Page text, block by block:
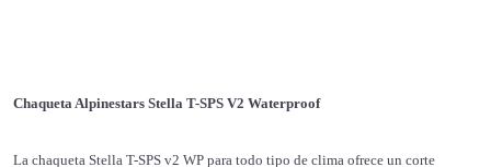
Chaqueta Alpinestars Stella T-SPS V2 Waterproof
La chaqueta Stella T-SPS v2 WP para todo tipo de clima ofrece un corte